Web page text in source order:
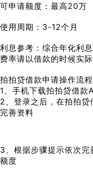
可申请额度：最高20万
使用周期：3-12个月
利息参考：综合年化利
费率请以借款的时候实
拍拍贷借款申请操作流程
1、手机下载拍拍贷借款
2、登录之后，在拍拍贷
完善资料
3、根据步骤提示依次
额度